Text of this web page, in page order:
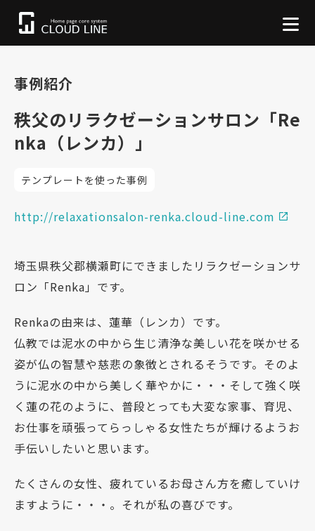
事例紹介
秩父のリラクゼーションサロン「Re
nka（レンカ）」
テンプレートを使った事例
http://relaxationsalon-renka.cloud-line.com
埼玉県秩父郡横瀬町にできましたリラクゼーションサ
ロン「Renka」です。
Renkaの由来は、蓮華（レンカ）です。
仏教では泥水の中から生じ清浄な美しい花を咲かせる
姿が仏の智慧や慈悲の象徴とされるそうです。そのよ
うに泥水の中から美しく華やかに・・・そして強く咲
く蓮の花のように、普段とっても大変な家事、育児、
お仕事を頑張ってらっしゃる女性たちが輝けるようお
手伝いしたいと思います。
たくさんの女性、疲れているお母さん方を癒していけ
ますように・・・。それが私の喜びです。